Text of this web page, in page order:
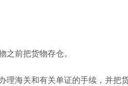
之前把货物存仓。
理海关和有关单证的手续，并把